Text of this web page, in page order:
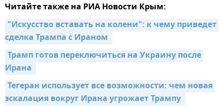
Читайте также на РИА Новости Крым:
"Искусство вставать на колени": к чему приведет
сделка Трампа с Ираном
Трамп готов переключиться на Украину после
Ирана
Тегеран использует все возможности: чем новая
эскалация вокруг Ирана угрожает Трампу